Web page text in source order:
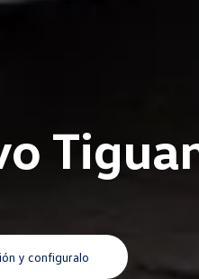
y configuralo